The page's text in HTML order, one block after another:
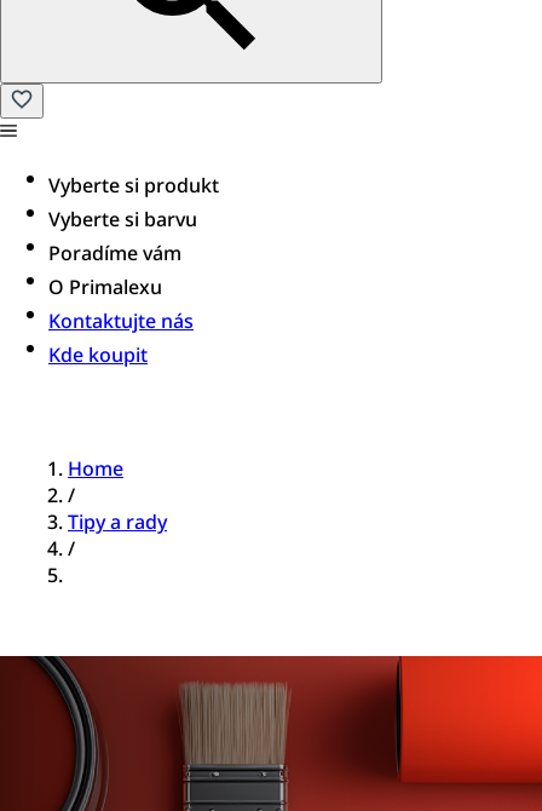
Vyberte si produkt
Vyberte si barvu
Poradíme vám​
O Primalexu
Kontaktujte nás
Kde koupit
Home
/
Tipy a rady
/